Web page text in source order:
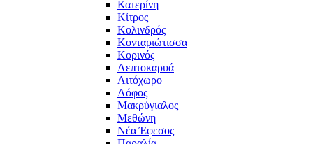
Κατερίνη
Κίτρος
Κολινδρός
Κονταριώτισσα
Κορινός
Λεπτοκαρυά
Λιτόχωρο
Λόφος
Μακρύγιαλος
Μεθώνη
Νέα Έφεσος